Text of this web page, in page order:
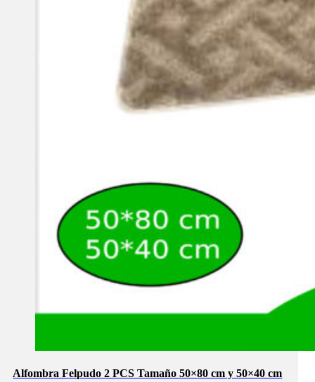
Alfombra Felpudo 2 PCS Tamaño 50×80 cm y 50×40 cm